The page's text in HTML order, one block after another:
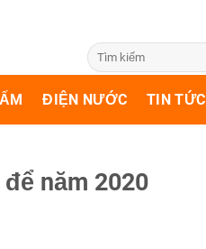
ĐIỆN NƯỚC TIN TỨC
năm 2020